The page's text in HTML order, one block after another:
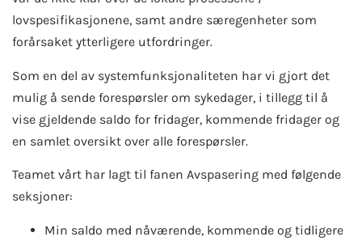
lovspesifikasjonene, samt andre særegenheter som
forårsaket ytterligere utfordringer.
Som en del av systemfunksjonaliteten har vi gjort det
mulig å sende forespørsler om sykedager, i tillegg til å
vise gjeldende saldo for fridager, kommende fridager og
en samlet oversikt over alle forespørsler.
Teamet vårt har lagt til fanen Avspasering med følgende
seksjoner:
Min saldo med nåværende, kommende og tidligere